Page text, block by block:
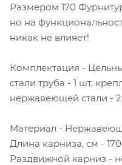
Размером 170
но на
никак не влияет!
Комплектация -
стали труба - 1 шт,
нержавеющей стали -
Материал -
Длина карниза, см - 170
Раздвижной карниз -